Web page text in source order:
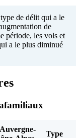
de délit qui a le
de
période, les vols et
a le plus diminué
Type